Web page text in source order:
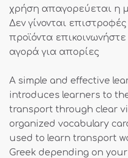
χρήση απαγορεύεται η
Δεν γίνονται
προϊόντα
αγορά για απορίες
A simple and effective
introduces learners to
transport through clear
organized vocabulary
used to learn transport
Greek depending on